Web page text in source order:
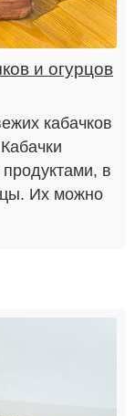
и огурцов
кабачков
в
Их можно